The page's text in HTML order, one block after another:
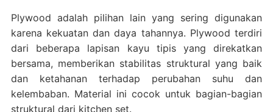
Plywood adalah pilihan lain yang sering digunakan
karena kekuatan dan daya tahannya. Plywood terdiri
dari beberapa lapisan kayu tipis yang direkatkan
bersama, memberikan stabilitas struktural yang baik
dan ketahanan terhadap perubahan suhu dan
kelembaban. Material ini cocok untuk bagian-bagian
struktural dari kitchen set.